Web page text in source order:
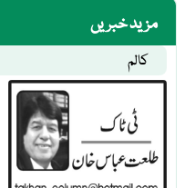
مزید خبریں
کالم